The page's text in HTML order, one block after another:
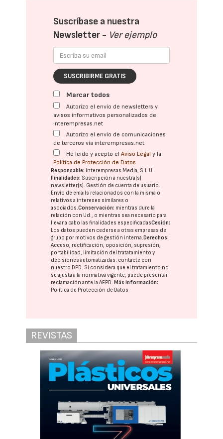
Suscríbase a nuestra
Newsletter - Ver ejemplo
SUSCRIBIRME GRATIS
Marcar todos
Autorizo el envío de newsletters y
avisos informativos personalizados de
interempresas.net
Autorizo el envío de comunicaciones
de terceros vía interempresas.net
He leído y acepto elAviso Legal y la
Política de Protección de Datos
Responsable: Interempresas Media, S.L.U.
Finalidades: Suscripción a nuestra(s)
newsletter(s). Gestión de cuenta de usuario.
Envío de emails relacionados con la misma o
relativos a intereses similares o
asociados.Conservación: mientras dure la
relación con Ud., o mientras sea necesario para
llevar a cabo las finalidades especificadasCesión:
Los datos pueden cederse a otras empresas del
grupo por motivos de gestión interna. Derechos:
Acceso, rectificación, oposición, supresión,
portabilidad, limitación del tratatamiento y
decisiones automatizadas: contacte con
nuestro DPD. Si considera que el tratamiento no
se ajusta a la normativa vigente, puede presentar
reclamación ante laAEPD. Más información:
Política de Protección de Datos
REVISTAS